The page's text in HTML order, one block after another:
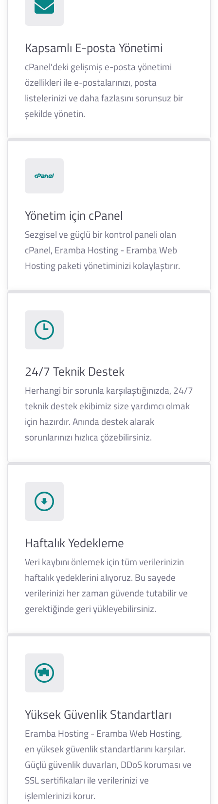
Kapsamlı E-posta Yönetimi
cPanel'deki gelişmiş e-posta yönetimi
özellikleri ile e-postalarınızı, posta
listelerinizi ve daha fazlasını sorunsuz bir
şekilde yönetin.
Yönetim için cPanel
Sezgisel ve güçlü bir kontrol paneli olan
cPanel, Eramba Hosting - Eramba Web
Hosting paketi yönetiminizi kolaylaştırır.
24/7 Teknik Destek
Herhangi bir sorunla karşılaştığınızda, 24/7
teknik destek ekibimiz size yardımcı olmak
için hazırdır. Anında destek alarak
sorunlarınızı hızlıca çözebilirsiniz.
Haftalık Yedekleme
Veri kaybını önlemek için tüm verilerinizin
haftalık yedeklerini alıyoruz. Bu sayede
verilerinizi her zaman güvende tutabilir ve
gerektiğinde geri yükleyebilirsiniz.
Yüksek Güvenlik Standartları
Eramba Hosting - Eramba Web Hosting,
en yüksek güvenlik standartlarını karşılar.
Güçlü güvenlik duvarları, DDoS koruması ve
SSL sertifikaları ile verilerinizi ve
işlemlerinizi korur.